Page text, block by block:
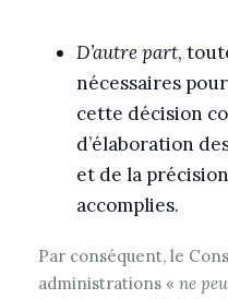
D’autre part,
nécessaires
cette décision
d’élaboration
et de la
accomplies.
Par conséquent, le
administrations « ne